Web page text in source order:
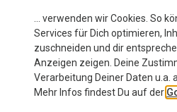
… verwenden wir Cookies. So
Services für Dich optimieren,
zuschneiden und dir
Anzeigen zeigen. Deine
Verarbeitung Deiner Daten u.a.
Mehr Infos findest Du auf der